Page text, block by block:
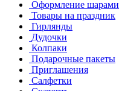
Оформление шарами
Товары на праздник
Гирлянды
Дудочки
Колпаки
Подарочные пакеты
Приглашения
Салфетки